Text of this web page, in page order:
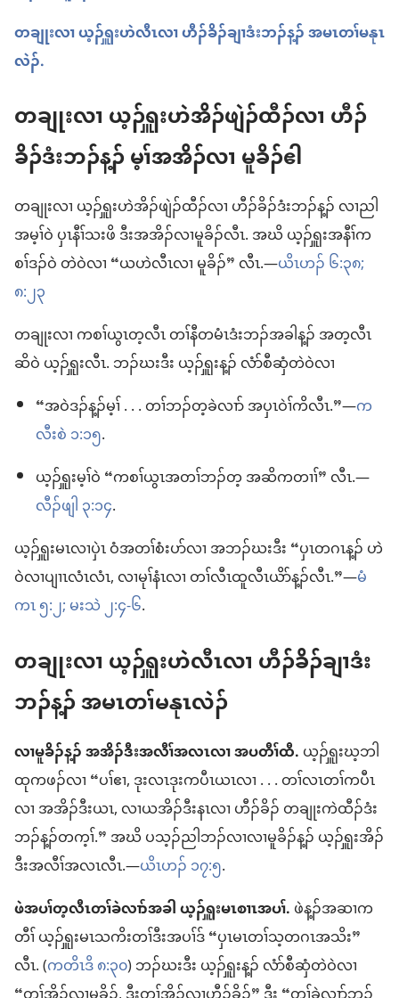
တချုးလၢ ယ့ၣ်ၡူးဟဲလီၤလၢ ဟီၣ်ခိၣ်ချၢဒံးဘၣ်န့ၣ်​ အမၤတၢ်မနုၤ
လဲၣ်.
တချုးလၢ ယ့ၣ်ၡူးဟဲအိၣ်ဖျဲၣ်ထီၣ်လၢ ဟီၣ်
ခိၣ်ဒံးဘၣ်န့ၣ်​ မ့ၢ်အအိၣ်လၢ မူခိၣ်ဧါ
တချုးလၢ ယ့ၣ်ၡူးဟဲအိၣ်ဖျဲၣ်ထီၣ်လၢ ဟီၣ်ခိၣ်ဒံးဘၣ်န့ၣ်​ လၢညါ
အမ့ၢ်ဝဲ ပှၤနီၢ်သးဖိ ဒီးအအိၣ်လၢမူခိၣ်လီၤ. အဃိ ယ့ၣ်ၡူးအနီၢ်က
စၢ်ဒၣ်ဝဲ တဲဝဲလၢ “ယဟဲလီၤလၢ မူခိၣ်” လီၤ.—ယိၤဟၣ်​ ၆:၃၈;
၈:၂၃
တချုးလၢ ကစၢ်ယွၤတ့လီၤ တၢ်နီတမံၤဒံးဘၣ်အခါန့ၣ်​ အတ့လီၤ
ဆိဝဲ ယ့ၣ်ၡူးလီၤ. ဘၣ်ဃးဒီး ယ့ၣ်ၡူးန့ၣ်​ လံာ်စီဆှံတဲဝဲလၢ
“အဝဲဒၣ်န့ၣ်မ့ၢ် . . . တၢ်ဘၣ်တ့ခဲလၢာ် အပှၤဝဲၢ်ကိလီၤ.”—က
လီးစဲ ၁:၁၅.
ယ့ၣ်ၡူးမ့ၢ်ဝဲ “ကစၢ်ယွၤအတၢ်ဘၣ်တ့ အဆိကတၢၢ်” လီၤ.—
လီၣ်ဖျါ ၃:၁၄.
ယ့ၣ်ၡူးမၤလၢပှဲၤ ဝံအတၢ်စံးပာ်လၢ အဘၣ်ဃးဒီး “ပှၤတဂၤန့ၣ်​ ဟဲ
ဝဲလၢပျၢၤလံၤလံၤ, လၢမုၢ်နံၤလၢ တၢ်လီၤထူလီၤယိာ်န့ၣ်လီၤ.”—မံ
ကၤ ၅:၂;မးသဲ ၂:၄-၆.
တချုးလၢ ယ့ၣ်ၡူးဟဲလီၤလၢ ဟီၣ်ခိၣ်ချၢဒံး
ဘၣ်န့ၣ်​ အမၤတၢ်မနုၤလဲၣ်​
လၢမူခိၣ်န့ၣ်​ အအိၣ်ဒီးအလီၢ်အလၤလၢ အပတီၢ်ထီ.ယ့ၣ်ၡူးဃ့ဘါ
ထုကဖၣ်လၢ “ပၢ်ဧၢ, ဒုးလၤဒုးကပီၤယၤလၢ . . . တၢ်လၤတၢ်ကပီၤ
လၢ အအိၣ်ဒီးယၤ, လၢယအိၣ်ဒီးနၤလၢ ဟီၣ်ခိၣ်​ တချုးကဲထီၣ်ဒံး
ဘၣ်န့ၣ်တက့ၢ်.” အဃိ ပသ့ၣ်ညါဘၣ်လၢလၢမူခိၣ်န့ၣ်​ ယ့ၣ်ၡူးအိၣ်
ဒီးအလီၢ်အလၤလီၤ.—ယိၤဟၣ်​ ၁၇:၅.
ဖဲအပၢ်တ့လီၤတၢ်ခဲလၢာ်အခါ ယ့ၣ်ၡူးမၤစၢၤအပၢ်.ဖဲန့ၣ်အဆၢက
တီၢ် ယ့ၣ်ၡူးမၤသကိးတၢ်ဒီးအပၢ်ဒ် “ပှၤမၤတၢ်သ့တဂၤအသိး”
လီၤ. (ကတိၤဒိ ၈:၃၀) ဘၣ်ဃးဒီး ယ့ၣ်ၡူးန့ၣ်​ လံာ်စီဆှံတဲဝဲလၢ